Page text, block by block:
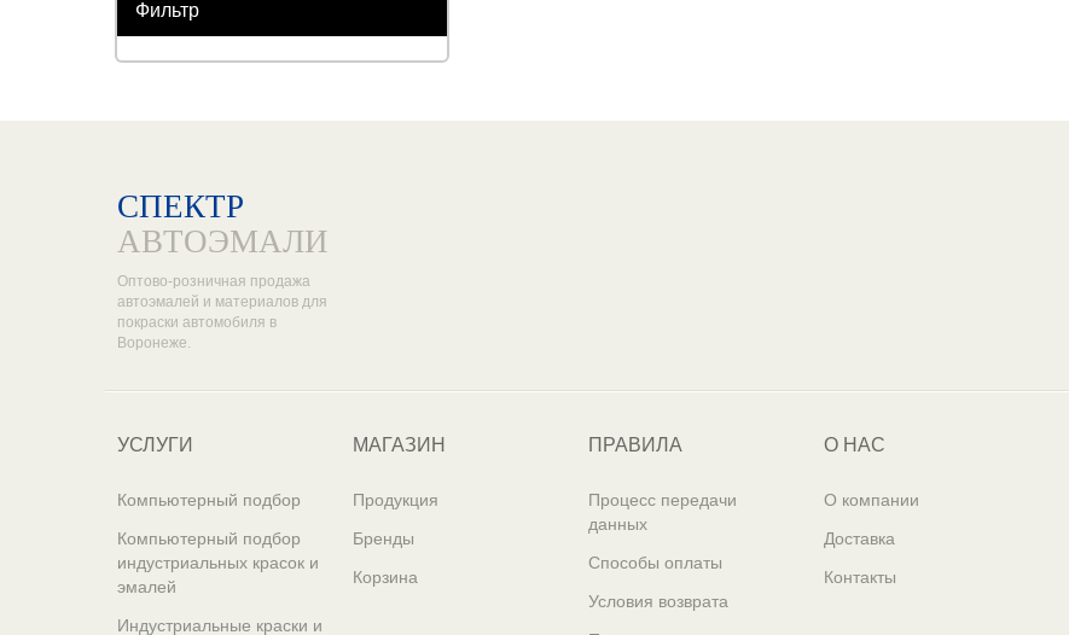
Фильтр
СПЕКТР
АВТОЭМАЛИ
Оптово-розничная продажа
автоэмалей и материалов для
покраски автомобиля в
Воронеже.
УСЛУГИ
Компьютерный подбор
Компьютерный подбор
индустриальных красок и
эмалей
Индустриальные краски и
МАГАЗИН
Продукция
Бренды
Корзина
ПРАВИЛА
Процесс передачи
данных
Способы оплаты
Условия возврата
О НАС
О компании
Доставка
Контакты